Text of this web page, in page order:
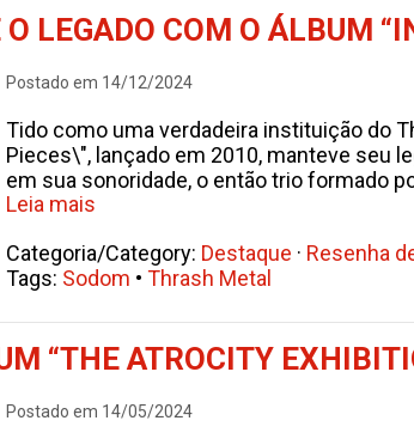
LEGADO COM O ÁLBUM
Postado em 14/12/2024
Tido como uma verdadeira instituição do
Pieces\", lançado em 2010, manteve seu
em sua sonoridade, o então trio formado
Leia mais
Categoria/Category: Destaque · Resenha
Tags: Sodom • Thrash Metal
“THE ATROCITY
Postado em 14/05/2024